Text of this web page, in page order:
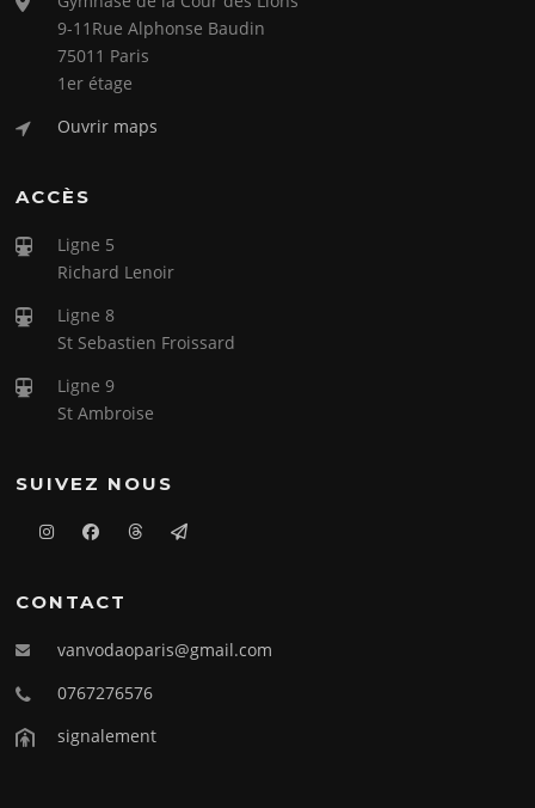
9-11Rue Alphonse Baudin
75011 Paris
1er étage
Ouvrir maps
ACCÈS
Ligne 5
Richard Lenoir
Ligne 8
St Sebastien Froissard
Ligne 9
St Ambroise
SUIVEZ NOUS
CONTACT
vanvodaoparis@gmail.com
0767276576
signalement